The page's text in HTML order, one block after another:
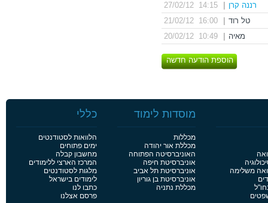
רננה קרן
14:15 27/02/12
טל רוד
16:00 21/02/12
מאיה
10:49 20/02/12
הוספת הודעה חדשה
משלימה
מוסדות לימוד
מכללות
מכללת אור יהודה
האוניברסיטה הפתוחה
אוניברסיטת חיפה
אוניברסיטת תל אביב
אוניברסיטת בן גוריון
מכללת נתניה
כללי
הלוואות לסטודנטים
ימים פתוחים
מחשבון קבלה
המרכז הארצי ללימודים
מלגות לסטודנטים
לימודים בישראל
כתבו לנו
פרסם אצלנו